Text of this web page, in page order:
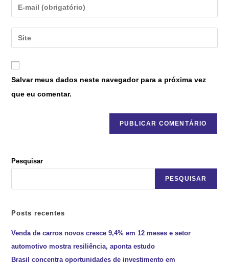
Salvar meus dados neste navegador para a próxima vez
que eu comentar.
Pesquisar
PESQUISAR
Posts recentes
Venda de carros novos cresce 9,4% em 12 meses e setor
automotivo mostra resiliência, aponta estudo
Brasil concentra oportunidades de investimento em